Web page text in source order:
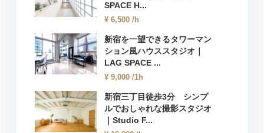
SPACE H...
¥ 6,500 /h
新宿を一望できるタワーマン
ション風ハウススタジオ｜
LAG SPACE ...
¥ 9,000 /1h
新宿三丁目徒歩3分 シンプ
ルでおしゃれな撮影スタジオ
｜Studio F...